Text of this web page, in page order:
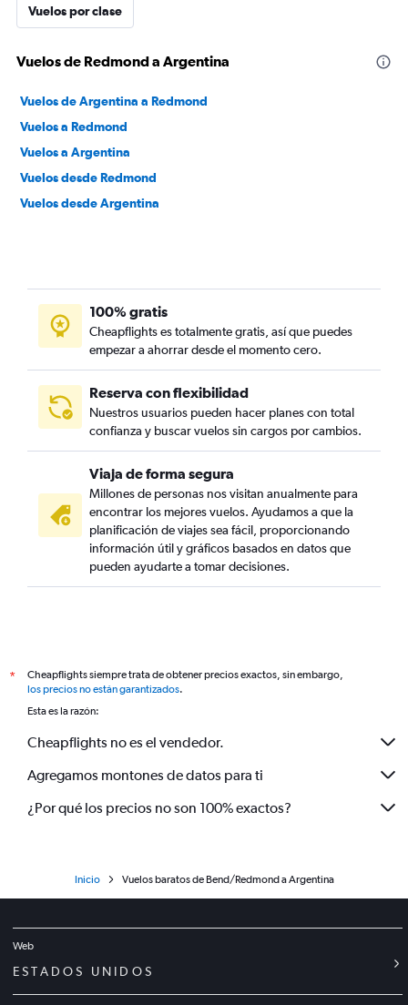
Vuelos por clase
Vuelos de Redmond a Argentina
Vuelos de Argentina a Redmond
Vuelos a Redmond
Vuelos a Argentina
Vuelos desde Redmond
Vuelos desde Argentina
100% gratis
Cheapflights es totalmente gratis, así que puedes
empezar a ahorrar desde el momento cero.
Reserva con flexibilidad
Nuestros usuarios pueden hacer planes con total
confianza y buscar vuelos sin cargos por cambios.
Viaja de forma segura
Millones de personas nos visitan anualmente para
encontrar los mejores vuelos. Ayudamos a que la
planificación de viajes sea fácil, proporcionando
información útil y gráficos basados en datos que
pueden ayudarte a tomar decisiones.
*
Cheapflights siempre trata de obtener precios exactos, sin embargo,
los precios no están garantizados.
Esta es la razón:
Cheapflights no es el vendedor.
Agregamos montones de datos para ti
¿Por qué los precios no son 100% exactos?
Inicio Vuelos baratos de Bend/Redmond a Argentina
Web
ESTADOS UNIDOS